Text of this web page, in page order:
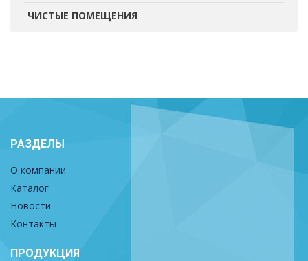
ЧИСТЫЕ ПОМЕЩЕНИЯ
РАЗДЕЛЫ
О компании
Каталог
Новости
Контакты
ПРОДУКЦИЯ